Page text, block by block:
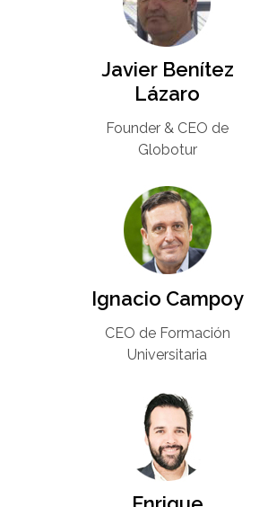
Javier Benítez
Lázaro
Founder & CEO de
Globotur​
Ignacio Campoy​
CEO de Formación
Universitaria​